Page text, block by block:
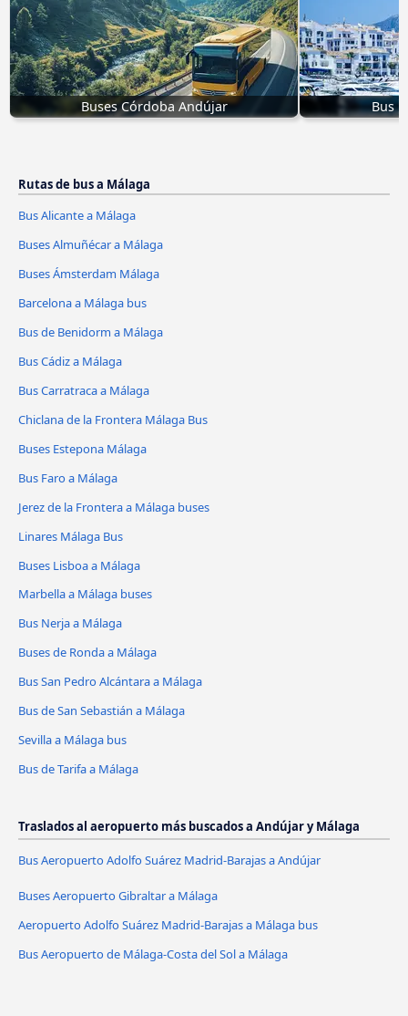
Buses Córdoba Andújar Bus
Rutas de bus a Málaga
Bus Alicante a Málaga
Buses Almuñécar a Málaga
Buses Ámsterdam Málaga
Barcelona a Málaga bus
Bus de Benidorm a Málaga
Bus Cádiz a Málaga
Bus Carratraca a Málaga
Chiclana de la Frontera Málaga Bus
Buses Estepona Málaga
Bus Faro a Málaga
Jerez de la Frontera a Málaga buses
Linares Málaga Bus
Buses Lisboa a Málaga
Marbella a Málaga buses
Bus Nerja a Málaga
Buses de Ronda a Málaga
Bus San Pedro Alcántara a Málaga
Bus de San Sebastián a Málaga
Sevilla a Málaga bus
Bus de Tarifa a Málaga
Traslados al aeropuerto más buscados a Andújar y Málaga
Bus Aeropuerto Adolfo Suárez Madrid-Barajas a Andújar
Buses Aeropuerto Gibraltar a Málaga
Aeropuerto Adolfo Suárez Madrid-Barajas a Málaga bus
Bus Aeropuerto de Málaga-Costa del Sol a Málaga